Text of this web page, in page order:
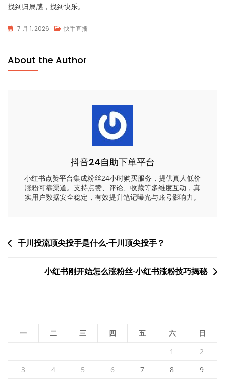
找到归属感，找到快乐。
7 月 1, 2026 快手直播
About the Author
抖音24自助下单平台
小红书点赞平台集成粉丝24小时购买服务，提供真人低价
涨粉可靠渠道。支持点赞、评论、收藏等多维度互动，真
实用户数据安全稳定，有效提升笔记曝光与账号影响力。
文千川投流顶尖投手是什么-千川顶尖投手？
小红书刚开始怎么涨粉丝-小红书涨粉技巧揭秘
一 二 三 四 五 六
日
1
2
3
4 5 6 7 8
9